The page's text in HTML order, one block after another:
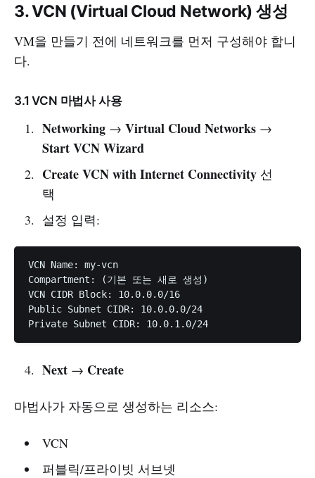
3. VCN (Virtual Cloud Network) 생성
VM을 만들기 전에 네트워크를 먼저 구성해야 합니
다.
3.1 VCN 마법사 사용
Networking→ Virtual Cloud Networks→
Start VCN Wizard
Create VCN with Internet Connectivity선
택
설정 입력:
VCN Name: my-vcn
Compartment: (기본 또는 새로 생성)
VCN CIDR Block: 10.0.0.0/16
Public Subnet CIDR: 10.0.0.0/24
Next→ Create
마법사가 자동으로 생성하는 리소스:
VCN
퍼블릭/프라이빗 서브넷